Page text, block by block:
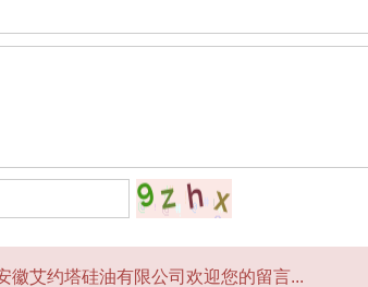
徽艾约塔硅油有限公司欢迎您的留言...